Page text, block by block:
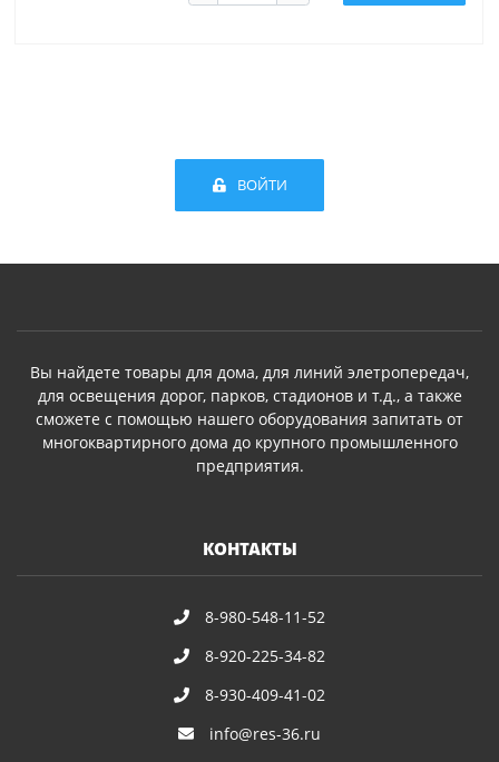
ВОЙТИ
Вы найдете товары для дома, для линий элетропередач,
для освещения дорог, парков, стадионов и т.д., а также
сможете с помощью нашего оборудования запитать от
многоквартирного дома до крупного промышленного
предприятия.
КОНТАКТЫ
8-980-548-11-52
8-920-225-34-82
8-930-409-41-02
info@res-36.ru